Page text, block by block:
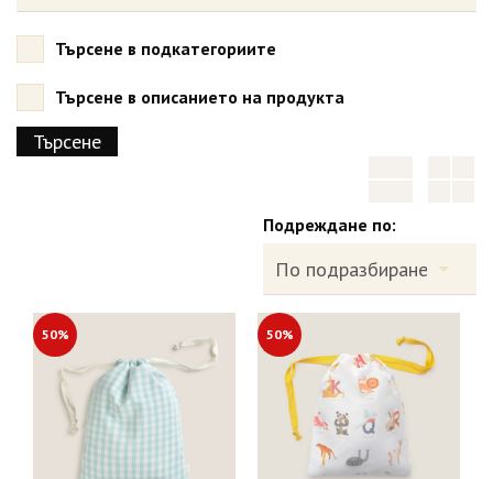
Търсене в подкатегориите
Търсене в описанието на продукта
Подреждане по:
50% 50%